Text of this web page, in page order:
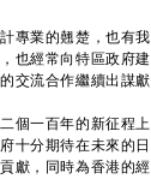
業的翹楚，也有我
也經常向特區政府
交流合作繼續出謀獻
一百年的新征程上
十分期待在未來的
獻，同時為香港的